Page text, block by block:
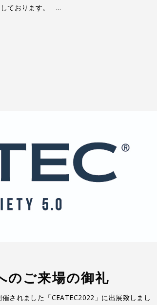
ております。
のご来場の御礼
されました「CEATEC2022」に出展致しまし